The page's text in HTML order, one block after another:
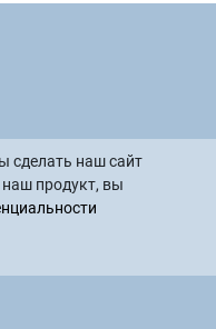
сделать наш сайт
продукт, вы